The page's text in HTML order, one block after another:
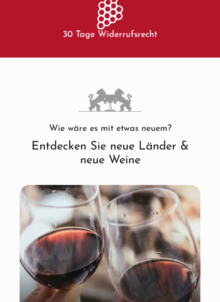
30 Tage Widerrufsrecht
Wie wäre es mit etwas neuem?
Entdecken Sie neue Länder &
neue Weine